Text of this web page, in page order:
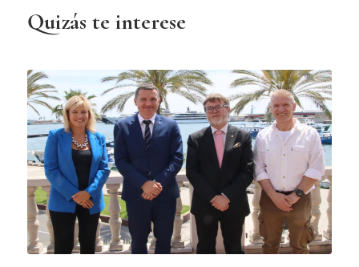
Quizás te interese